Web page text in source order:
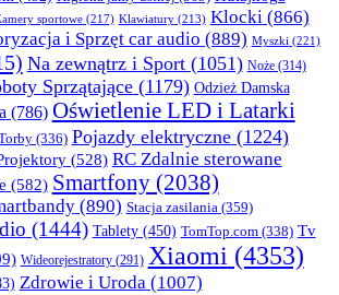
sportowe(217) Klawiatury(213) Klocki(866)
i Sprzęt car audio (889) Myszki(221)
Na zewnątrz i Sport(1051) Noże(314)
Sprzątające(1179) Odzież Damska
(786) Oświetlenie LED i Latarki
(336) Pojazdy elektryczne(1224)
(528) RC Zdalnie sterowane
(582) Smartfony(2038)
(890) Stacja zasilania(359)
(1444) Tablety(450) TomTop.com(338) Tv
Wideorejestratory(291) Xiaomi(4353)
Zdrowie i Uroda(1007)